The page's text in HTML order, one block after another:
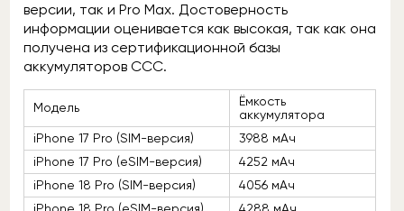
версии, так и Pro Max. Достоверность
информации оценивается как высокая, так как она
получена из сертификационной базы
аккумуляторов ССС.
Модель
Ёмкость
аккумулятора
iPhone 17 Pro (SIM-версия)
3988 мАч
iPhone 17 Pro (eSIM-версия)
4252 мАч
iPhone 18 Pro (SIM-версия)
4056 мАч